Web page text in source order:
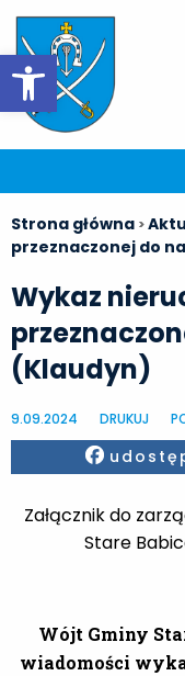
Otwórz pasek narzędzi
Strona główna >
przeznaczonej do
Wykaz
(Klaudyn)
9.09.2024 DRUKUJ
Załącznik do
Stare
Wójt Gminy
wiadomości